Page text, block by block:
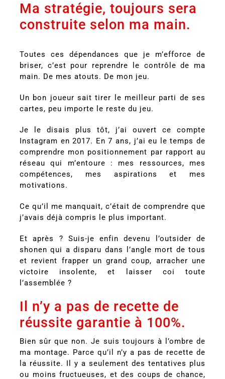
Ma stratégie, toujours sera
construite selon ma main.
Toutes ces dépendances que je m’efforce de
briser, c’est pour reprendre le contrôle de ma
main. De mes atouts. De mon jeu.
Un bon joueur sait tirer le meilleur parti de ses
cartes, peu importe le reste du jeu.
Je le disais plus tôt, j’ai ouvert ce compte
Instagram en 2017. En 7 ans, j’ai eu le temps de
comprendre mon positionnement par rapport au
réseau qui m’entoure : mes ressources, mes
compétences, mes aspirations et mes
motivations.
Ce qu’il me manquait, c’était de comprendre que
j’avais déjà compris le plus important.
Et après ? Suis-je enfin devenu l’outsider de
shonen qui a disparu dans l’angle mort de tous
et revient frapper un grand coup, arracher une
victoire insolente, et laisser coi toute
l’assemblée ?
Il n’y a pas de recette de
réussite garantie à 100%.
Bien sûr que non. Je suis toujours à l’ombre de
ma montage. Parce qu’il n’y a pas de recette de
la réussite. Il y a seulement des tentatives plus
ou moins fructueuses, et des coups de chance,